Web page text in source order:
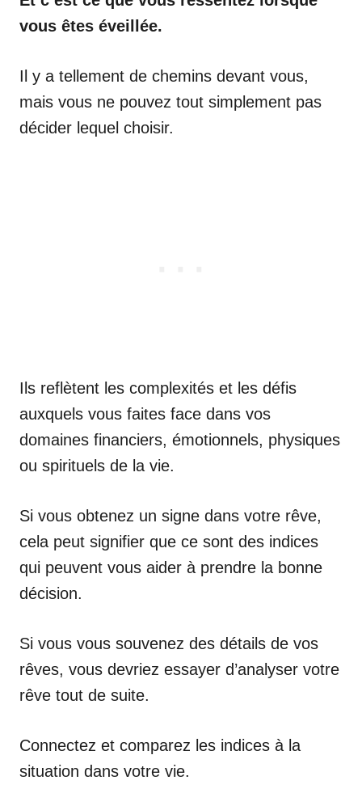
vous êtes éveillée.
Il y a tellement de chemins devant vous,
mais vous ne pouvez tout simplement pas
décider lequel choisir.
Ils reflètent les complexités et les défis
auxquels vous faites face dans vos
domaines financiers, émotionnels, physiques
ou spirituels de la vie.
Si vous obtenez un signe dans votre rêve,
cela peut signifier que ce sont des indices
qui peuvent vous aider à prendre la bonne
décision.
Si vous vous souvenez des détails de vos
rêves, vous devriez essayer d’analyser votre
rêve tout de suite.
Connectez et comparez les indices à la
situation dans votre vie.